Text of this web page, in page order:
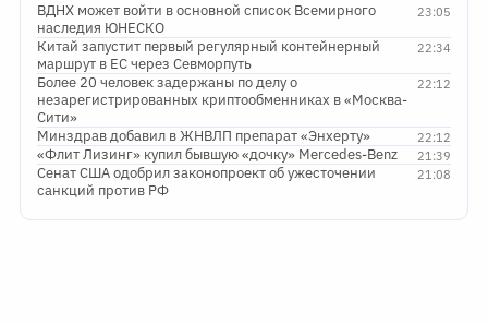
23:05
ВДНХ может войти в основной список Всемирного
наследия ЮНЕСКО
22:34
Китай запустит первый регулярный контейнерный
маршрут в ЕС через Севморпуть
22:12
Более 20 человек задержаны по делу о
незарегистрированных криптообменниках в «Москва-
Сити»
22:12
Минздрав добавил в ЖНВЛП препарат «Энхерту»
21:39
«Флит Лизинг» купил бывшую «дочку» Mercedes-Benz
21:08
Сенат США одобрил законопроект об ужесточении
санкций против РФ